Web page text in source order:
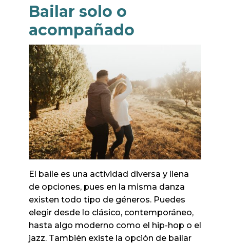
Bailar solo o
acompañado
El baile es una actividad diversa y llena
de opciones, pues en la misma danza
existen todo tipo de géneros. Puedes
elegir desde lo clásico, contemporáneo,
hasta algo moderno como el hip-hop o el
jazz. También existe la opción de bailar